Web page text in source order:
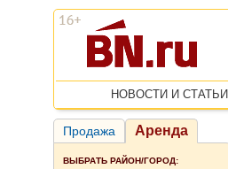
НОВОСТИ И СТАТЬИ
Продажа Аренда
ВЫБРАТЬ РАЙОН/ГОРОД: